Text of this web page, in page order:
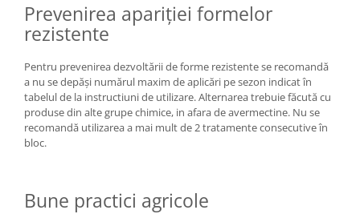
Prevenirea apariției formelor
rezistente
Pentru prevenirea dezvoltării de forme rezistente se recomandă
a nu se depăşi numărul maxim de aplicări pe sezon indicat în
tabelul de la instructiuni de utilizare. Alternarea trebuie făcută cu
produse din alte grupe chimice, in afara de avermectine. Nu se
recomandă utilizarea a mai mult de 2 tratamente consecutive în
bloc.
Bune practici agricole